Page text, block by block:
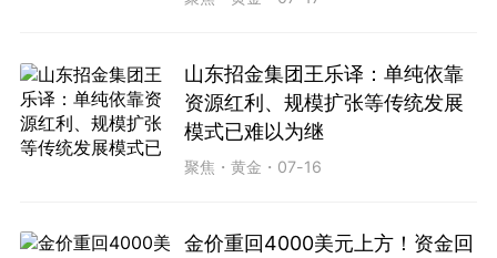
山东招金集团王乐译：单纯依靠
资源红利、规模扩张等传统发展
模式已难以为继
聚焦 ・黄金 ・ 07-16
金价重回4000美元上方！资金回